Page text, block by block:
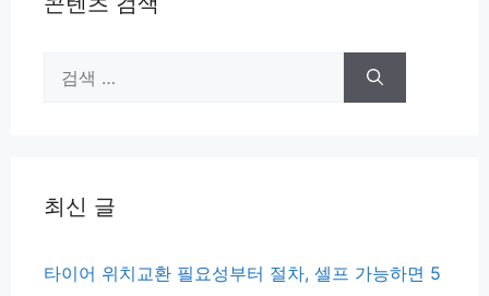
최신 글
타이어 위치교환 필요성부터 절차, 셀프 가능하면 5